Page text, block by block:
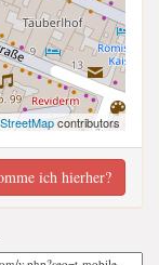
contributors
ich hierher?